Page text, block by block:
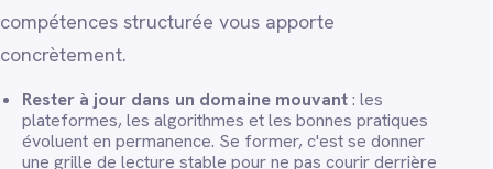
compétences structurée vous apporte
concrètement.
Rester à jour dans un domaine mouvant: les
plateformes, les algorithmes et les bonnes pratiques
évoluent en permanence. Se former, c'est se donner
une grille de lecture stable pour ne pas courir derrière